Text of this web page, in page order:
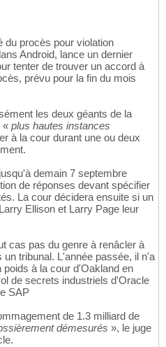
du procès pour violation
Android, lance un dernier
tenter de trouver un accord à
prévu pour la fin du mois
les deux géants de la
« plus hautes instances
à la cour durant une ou deux
demain 7 septembre
de réponses devant spécifier
La cour décidera ensuite si un
Ellison et Larry Page leur
cas pas du genre à renâcler à
tribunal. L'année passée, il n'a
à la cour d'Oakland en
de secrets industriels d'Oracle
SAP
de 1.3 milliard de
démesurés », le juge